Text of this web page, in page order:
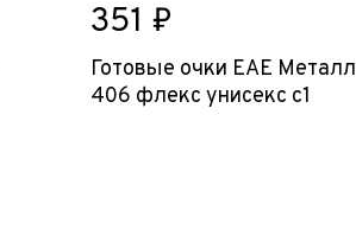
351 ₽
Готовые очки ЕАЕ Металл
406 флекс унисекс с1